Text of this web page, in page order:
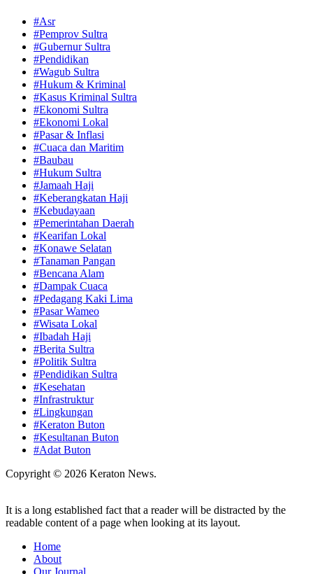
#Asr
#Pemprov Sultra
#Gubernur Sultra
#Pendidikan
#Wagub Sultra
#Hukum & Kriminal
#Kasus Kriminal Sultra
#Ekonomi Sultra
#Ekonomi Lokal
#Pasar & Inflasi
#Cuaca dan Maritim
#Baubau
#Hukum Sultra
#Jamaah Haji
#Keberangkatan Haji
#Kebudayaan
#Pemerintahan Daerah
#Kearifan Lokal
#Konawe Selatan
#Tanaman Pangan
#Bencana Alam
#Dampak Cuaca
#Pedagang Kaki Lima
#Pasar Wameo
#Wisata Lokal
#Ibadah Haji
#Berita Sultra
#Politik Sultra
#Pendidikan Sultra
#Kesehatan
#Infrastruktur
#Lingkungan
#Keraton Buton
#Kesultanan Buton
#Adat Buton
Copyright © 2026 Keraton News.
It is a long established fact that a reader will be distracted by the
readable content of a page when looking at its layout.
Home
About
Our Journal